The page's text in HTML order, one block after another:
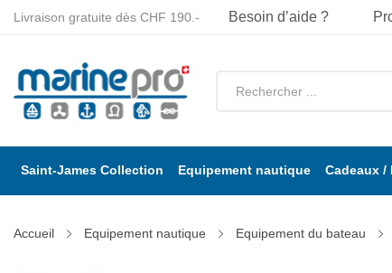
Livraison gratuite dès CHF 190.- Besoin d’aide ?
Saint-James Collection Equipement nautique Cadeaux /
Accueil Equipement nautique Equipement du bateau